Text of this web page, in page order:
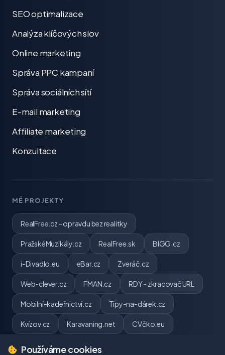
SEO optimalizace
Analýza klíčových slov
Online marketing
Správa PPC kampaní
Správa sociálních sítí
E-mail marketing
Affiliate marketing
Konzultace
MÉ PROJEKTY
RealFree.cz - opravdu bez realitky
PražskéMuzikály.cz RealFree.sk BIGG.cz
i-Divadlo.eu eBar.cz Zveráč.cz
Web-clever.cz FMAN.cz RDY - zkracovač URL
Mobilní-kadeřnictví.cz Tipy-na-dárek.cz
Kvízov.cz Karavaning.net CVčko.eu
Používáme cookies